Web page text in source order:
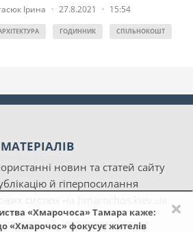
×
«Хмарочоса» Тамара каже:
«Хмарочос» фокусує жителів
Ірина · 27.8.2021 · 15:54
ГОДИННИК СПІЛЬНОКОШТ
новин та статей сайту
й гіперпосилання